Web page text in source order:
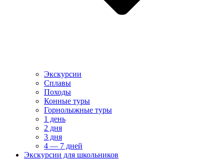
Экскурсии
Сплавы
Походы
Конные туры
Горнолыжные туры
1 день
2 дня
3 дня
4 — 7 дней
Экскурсии для школьников